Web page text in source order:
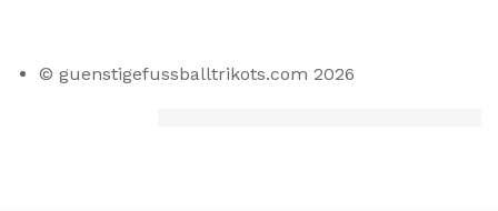
© guenstigefussballtrikots.com 2026